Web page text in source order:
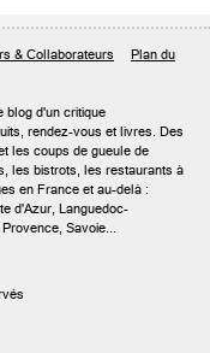
& Collaborateurs
Plan du
blog d'un critique
rendez-vous et livres. Des
les coups de gueule de
les bistrots, les restaurants à
en France et au-delà :
d'Azur, Languedoc-
Savoie...